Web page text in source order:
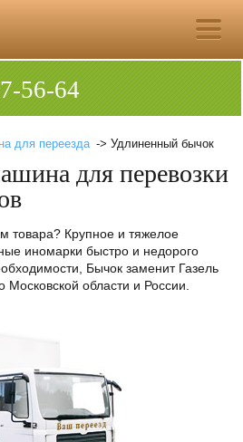
56-64
для переезда -> Удлиненный бычок
для перевозки
товара? Крупное и тяжелое
иномарки быстро и недорого
Бычок заменит Газель
Московской области и России.